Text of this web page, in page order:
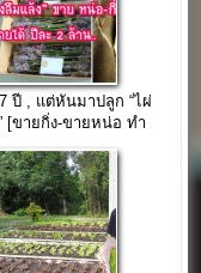
ปี , แต่หันมาปลูก “ไผ่
[ขายกิ่ง-ขายหน่อ ทำ